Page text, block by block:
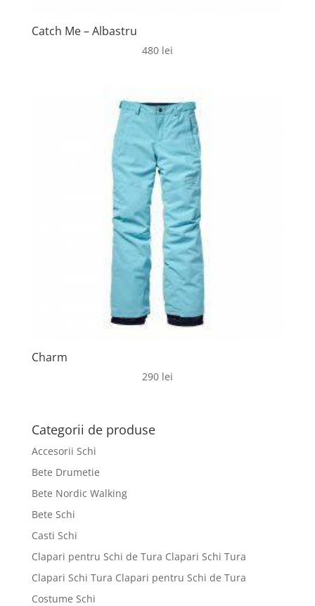
Catch Me – Albastru
480 lei
Charm
290 lei
Categorii de produse
Accesorii Schi
Bete Drumetie
Bete Nordic Walking
Bete Schi
Casti Schi
Clapari pentru Schi de Tura Clapari Schi Tura
Clapari Schi Tura Clapari pentru Schi de Tura
Costume Schi